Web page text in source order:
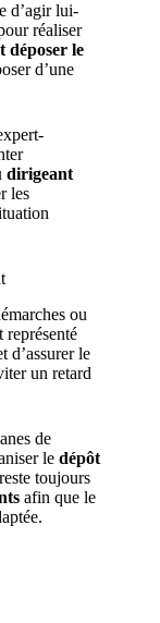
d’agir lui-
réaliser
déposer le
d’une
dirigeant
les
ou
représenté
d’assurer le
un retard
de
le dépôt
toujours
afin que le